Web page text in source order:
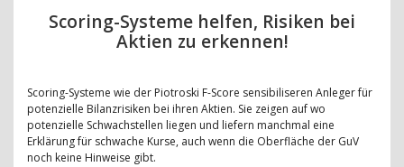
Scoring-Systeme helfen, Risiken bei
Aktien zu erkennen!
Scoring-Systeme wie der Piotroski F-Score sensibiliseren Anleger für
potenzielle Bilanzrisiken bei ihren Aktien. Sie zeigen auf wo
potenzielle Schwachstellen liegen und liefern manchmal eine
Erklärung für schwache Kurse, auch wenn die Oberfläche der GuV
noch keine Hinweise gibt.